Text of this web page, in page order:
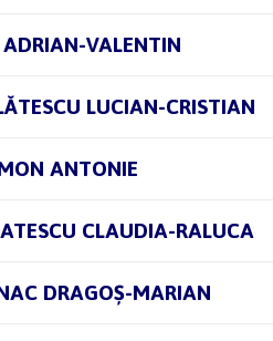
ADRIAN-VALENTIN
LUCIAN-CRISTIAN
ANTONIE
CLAUDIA-RALUCA
DRAGOȘ-MARIAN